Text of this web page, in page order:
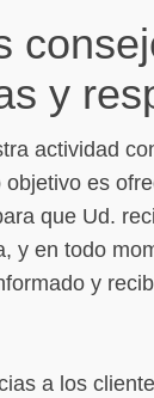
y
actividad
es
que Ud.
y en todo
y
a los